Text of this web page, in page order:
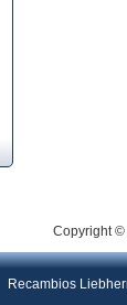
Copyright ©
Recambios